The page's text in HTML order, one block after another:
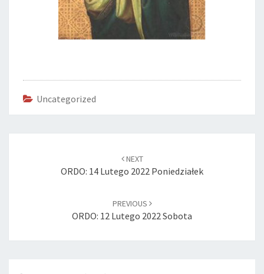
Uncategorized
NEXT
ORDO: 14 Lutego 2022 Poniedziałek
PREVIOUS
ORDO: 12 Lutego 2022 Sobota